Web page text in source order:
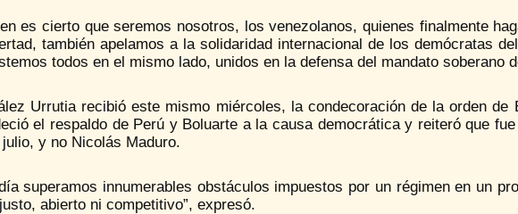
es cierto que seremos nosotros, los venezolanos, quienes finalmente
también apelamos a la solidaridad internacional de los demócratas
todos en el mismo lado, unidos en la defensa del mandato soberano
Urrutia recibió este mismo miércoles, la condecoración de la orden
el respaldo de Perú y Boluarte a la causa democrática y reiteró que
y no Nicolás Maduro.
superamos innumerables obstáculos impuestos por un régimen en un
abierto ni competitivo”, expresó.